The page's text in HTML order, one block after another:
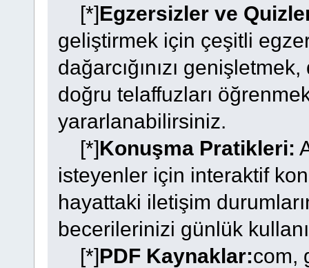
[*]Egzersizler ve
geliştirmek için çeşitli
dağarcığınızı
doğru telaffuzları
yararlanabilirsiniz.
[*]Konuşma Pratikleri:
isteyenler için interaktif
hayattaki iletişim
becerilerinizi günlük
[*]PDF Kaynaklar:com,